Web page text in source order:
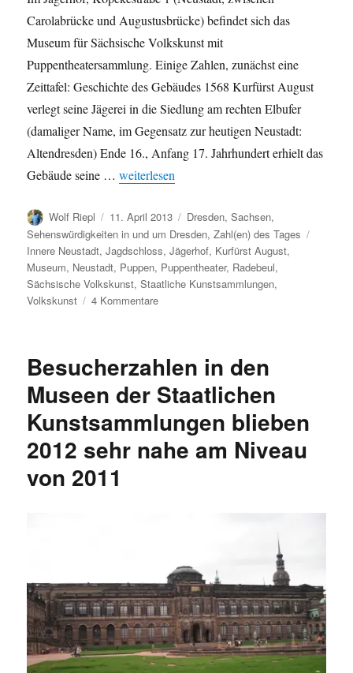
Carolabrücke und Augustusbrücke) befindet sich das
Museum für Sächsische Volkskunst mit
Puppentheatersammlung. Einige Zahlen, zunächst eine
Zeittafel: Geschichte des Gebäudes 1568 Kurfürst August
verlegt seine Jägerei in die Siedlung am rechten Elbufer
(damaliger Name, im Gegensatz zur heutigen Neustadt:
Altendresden) Ende 16., Anfang 17. Jahrhundert erhielt das
Gebäude seine …„Das Museum für Sächsische Volkskunst mit
weiterlesen
Autor
Wolf Riepl
Veröffentlicht
am
11. April 2013 Kategorien
Dresden,Sachsen,
Sehenswürdigkeiten in und um Dresden,Zahl(en) des Tages
Innere Neustadt,Jagdschloss,Jägerhof, Kurfürst August,
Museum, Neustadt, Puppen, Puppentheater, Radebeul,
Sächsische Volkskunst,Staatliche Kunstsammlungen,
Volkskunst
4 Kommentarezu
Sächsische
mit
Puppentheatersammlung
in
Zahlen
Besucherzahlen in den
Museen der Staatlichen
Kunstsammlungen blieben
2012 sehr nahe am Niveau
von 2011